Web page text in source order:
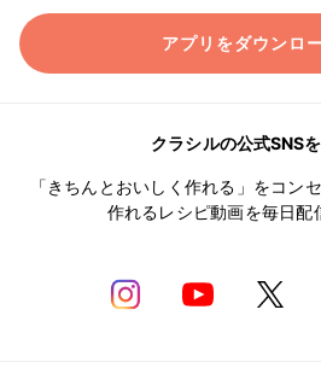
アプリをダウンロ
クラシルの公式SNS
「きちんとおいしく作れる」をコン
作れるレシピ動画を毎日配